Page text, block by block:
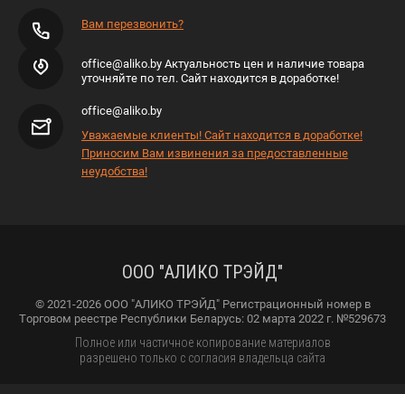
Вам перезвонить?
office@aliko.by Актуальность цен и наличие товара
уточняйте по тел. Сайт находится в доработке!
office@aliko.by
Уважаемые клиенты! Сайт находится в доработке!
Приносим Вам извинения за предоставленные
неудобства!
ООО "АЛИКО ТРЭЙД"
© 2021-2026 ООО "АЛИКО ТРЭЙД" Регистрационный номер в
Торговом реестре Республики Беларусь: 02 марта 2022 г. №529673
Полное или частичное копирование материалов
разрешено только с согласия владельца сайта